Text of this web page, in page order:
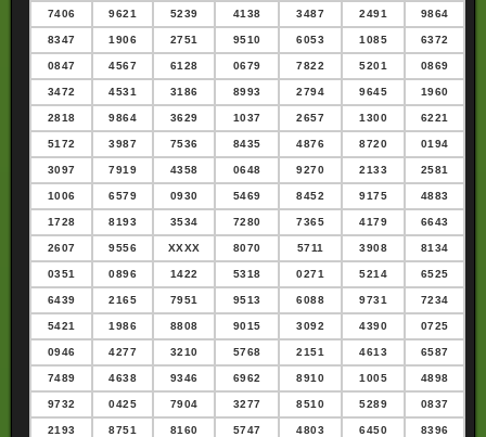
7406 9621 5239 4138 3487 2491 9864
8347 1906 2751 9510 6053 1085 6372
0847 4567 6128 0679 7822 5201 0869
3472 4531 3186 8993 2794 9645 1960
2818 9864 3629 1037 2657 1300 6221
5172 3987 7536 8435 4876 8720 0194
3097 7919 4358 0648 9270 2133 2581
1006 6579 0930 5469 8452 9175 4883
1728 8193 3534 7280 7365 4179 6643
2607 9556 XXXX 8070 5711 3908 8134
0351 0896 1422 5318 0271 5214 6525
6439 2165 7951 9513 6088 9731 7234
5421 1986 8808 9015 3092 4390 0725
0946 4277 3210 5768 2151 4613 6587
7489 4638 9346 6962 8910 1005 4898
9732 0425 7904 3277 8510 5289 0837
2193 8751 8160 5747 4803 6450 8396